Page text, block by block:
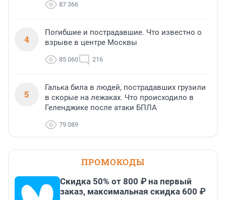
87 366
4
Погибшие и пострадавшие. Что известно о
взрыве в центре Москвы
85 060 216
5
Галька била в людей, пострадавших грузили
в скорые на лежаках. Что происходило в
Геленджике после атаки БПЛА
79 089
ПРОМОКОДЫ
Скидка 50% от 800 ₽ на первый
заказ, максимальная скидка 600 ₽